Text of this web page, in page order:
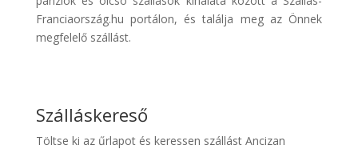
Transzfer
Franciaország.hu portálon, és találja meg az Önnek
megfelelő szállást.
Szálláskereső
Töltse ki az űrlapot és keressen szállást Ancizan